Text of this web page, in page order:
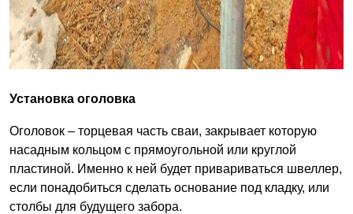
Установка оголовка
Оголовок – торцевая часть сваи, закрывает которую
насадным кольцом с прямоугольной или круглой
пластиной. Именно к ней будет привариваться швеллер,
если понадобиться сделать основание под кладку, или
столбы для будущего забора.